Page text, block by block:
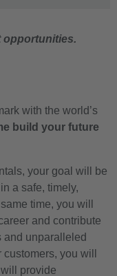
opportunities.
with the world’s
build your future
your goal will be
a safe, timely,
time, you will
and contribute
and unparalleled
you will
provide